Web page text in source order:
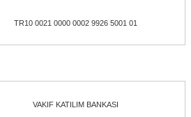
TR10 0021 0000 0002 9926 5001 01
VAKIF KATILIM BANKASI